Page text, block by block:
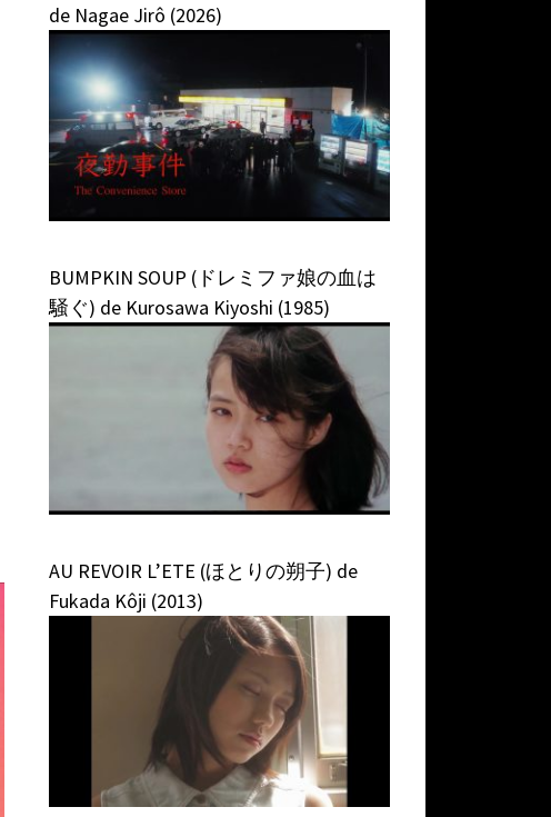
de Nagae Jirô (2026)
BUMPKIN SOUP (ドレミファ娘の血は
騒ぐ) de Kurosawa Kiyoshi (1985)
AU REVOIR L’ETE (ほとりの朔子) de
Fukada Kôji (2013)